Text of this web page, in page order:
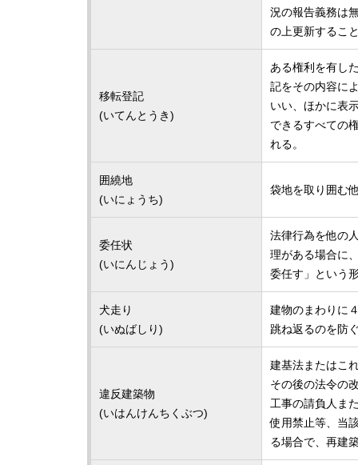
況の報告義務は
の上更新するこ
移転登記
(いてんとうき)
ある権利を有し
記をその内容に
いい、ほかに表
できるすべての
れる。
囲繞地
(いにょうち)
袋地を取り囲む
委任状
(いにんじょう)
法律行為を他の
理がある場合に
委任す」という
犬走り
(いぬばしり)
建物のまわりに
跳ね返るのを防
違反建築物
(いはんけんちくぶつ)
建基法またはこ
その後の法令の
工事の請負人ま
使用禁止等、当
る場合で、再建